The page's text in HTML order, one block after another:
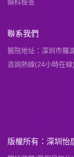
婦科檢查
聯系我們
醫院地址：深圳市羅
咨詢熱線(24小時在
版權所有：深圳怡